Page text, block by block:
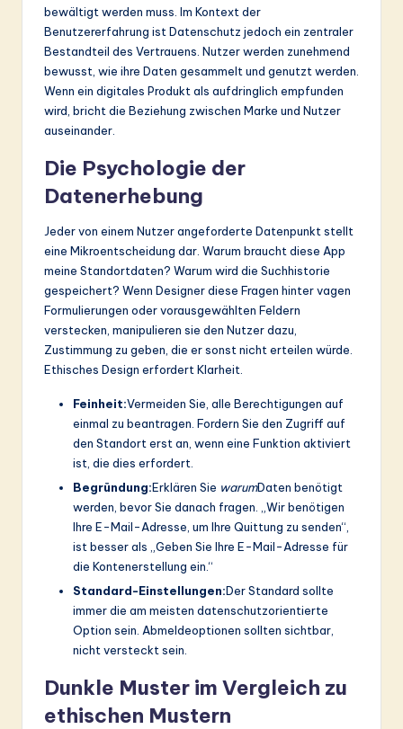
bewältigt werden muss. Im Kontext der
Benutzererfahrung ist Datenschutz jedoch ein zentraler
Bestandteil des Vertrauens. Nutzer werden zunehmend
bewusst, wie ihre Daten gesammelt und genutzt werden.
Wenn ein digitales Produkt als aufdringlich empfunden
wird, bricht die Beziehung zwischen Marke und Nutzer
auseinander.
Die Psychologie der
Datenerhebung
Jeder von einem Nutzer angeforderte Datenpunkt stellt
eine Mikroentscheidung dar. Warum braucht diese App
meine Standortdaten? Warum wird die Suchhistorie
gespeichert? Wenn Designer diese Fragen hinter vagen
Formulierungen oder vorausgewählten Feldern
verstecken, manipulieren sie den Nutzer dazu,
Zustimmung zu geben, die er sonst nicht erteilen würde.
Ethisches Design erfordert Klarheit.
Feinheit:Vermeiden Sie, alle Berechtigungen auf
einmal zu beantragen. Fordern Sie den Zugriff auf
den Standort erst an, wenn eine Funktion aktiviert
ist, die dies erfordert.
Begründung:Erklären Sie warumDaten benötigt
werden, bevor Sie danach fragen. „Wir benötigen
Ihre E-Mail-Adresse, um Ihre Quittung zu senden“,
ist besser als „Geben Sie Ihre E-Mail-Adresse für
die Kontenerstellung ein.“
Standard-Einstellungen:Der Standard sollte
immer die am meisten datenschutzorientierte
Option sein. Abmeldeoptionen sollten sichtbar,
nicht versteckt sein.
Dunkle Muster im Vergleich zu
ethischen Mustern